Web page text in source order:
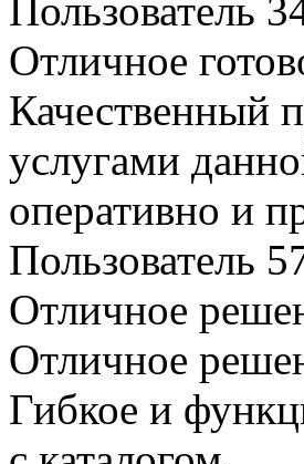
Пользователь
Отличное
Качественный
услугами
оперативно и
Пользователь
Отличное
Отличное
Гибкое и